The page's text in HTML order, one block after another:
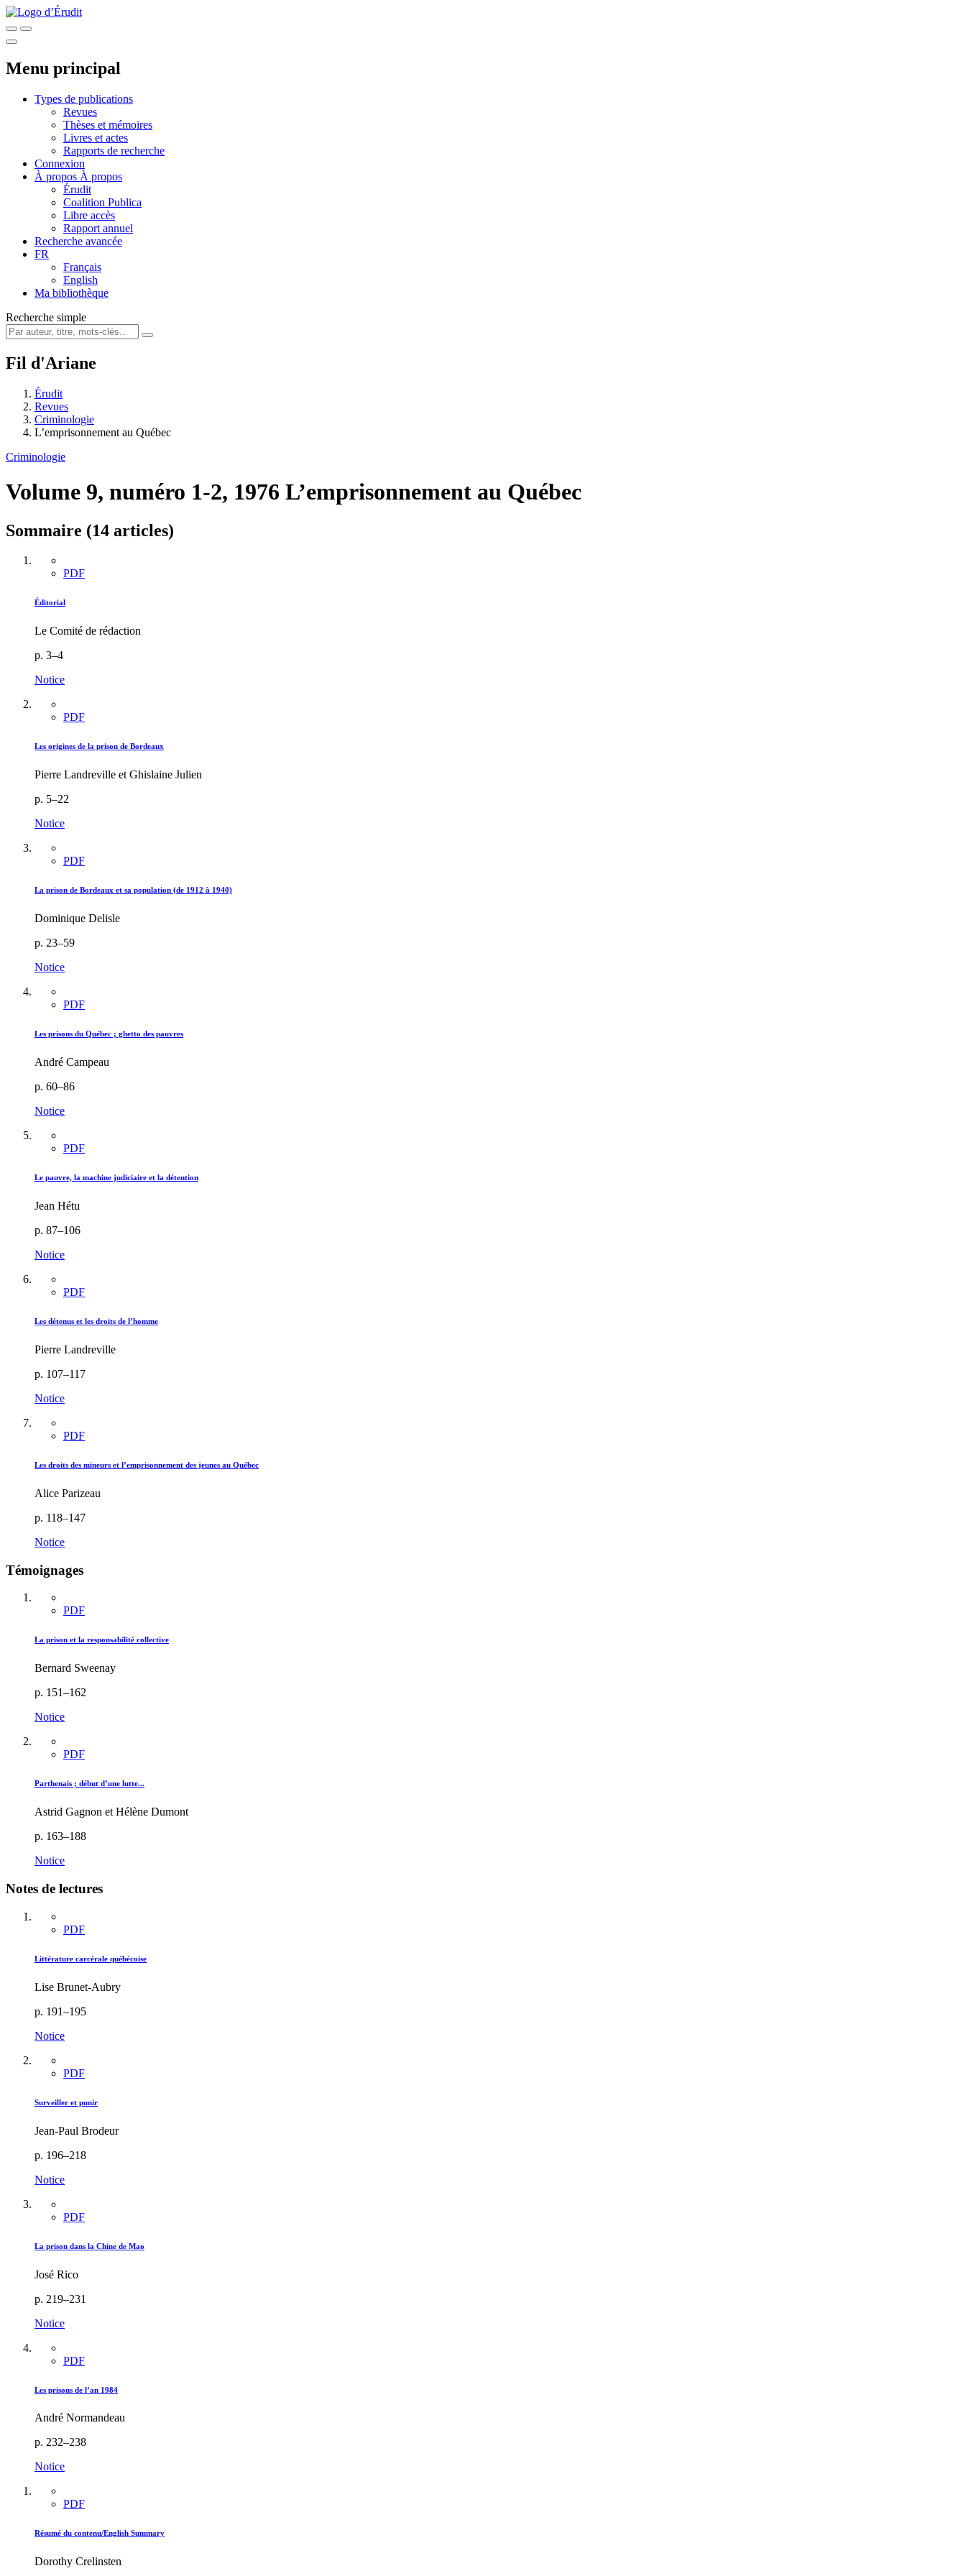
Menu principal
Types de publications
Revues
Thèses et mémoires
Livres et actes
Rapports de recherche
Connexion
À propos À propos
Érudit
Coalition Publica
Libre accès
Rapport annuel
Recherche avancée
FR
Français
English
Ma bibliothèque
Recherche simple
Fil d'Ariane
Érudit
Revues
Criminologie
L’emprisonnement au Québec
Criminologie
Volume 9, numéro 1-2, 1976 L’emprisonnement au Québec
Sommaire (14 articles)
PDF
Éditorial
Le Comité de rédaction
p. 3–4
Notice
PDF
Les origines de la prison de Bordeaux
Pierre Landreville et Ghislaine Julien
p. 5–22
Notice
PDF
La prison de Bordeaux et sa population (de 1912 à 1940)
Dominique Delisle
p. 23–59
Notice
PDF
Les prisons du Québec ; ghetto des pauvres
André Campeau
p. 60–86
Notice
PDF
Le pauvre, la machine judiciaire et la détention
Jean Hétu
p. 87–106
Notice
PDF
Les détenus et les droits de l’homme
Pierre Landreville
p. 107–117
Notice
PDF
Les droits des mineurs et l’emprisonnement des jeunes au Québec
Alice Parizeau
p. 118–147
Notice
Témoignages
PDF
La prison et la responsabilité collective
Bernard Sweenay
p. 151–162
Notice
PDF
Parthenais ; début d’une lutte...
Astrid Gagnon et Hélène Dumont
p. 163–188
Notice
Notes de lectures
PDF
Littérature carcérale québécoise
Lise Brunet-Aubry
p. 191–195
Notice
PDF
Surveiller et punir
Jean-Paul Brodeur
p. 196–218
Notice
PDF
La prison dans la Chine de Mao
José Rico
p. 219–231
Notice
PDF
Les prisons de l’an 1984
André Normandeau
p. 232–238
Notice
PDF
Résumé du contenu/English Summary
Dorothy Crelinsten